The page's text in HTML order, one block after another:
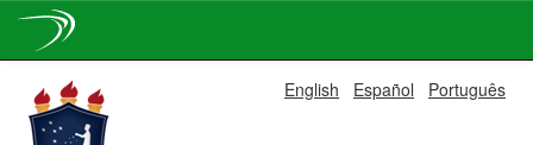
navigation
English Español Português